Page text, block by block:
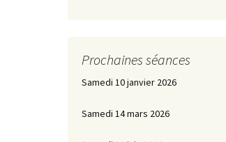
Prochaines séances
Samedi 10 janvier 2026
Samedi 14 mars 2026